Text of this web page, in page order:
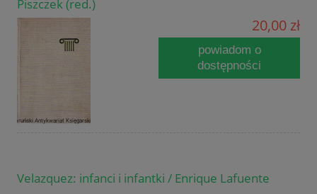
Piszczek (red.)
20,00 zł
powiadom o
dostępności
Velazquez: infanci i infantki / Enrique Lafuente